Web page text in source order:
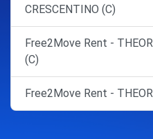
CRESCENTINO (C)
Free2Move Rent -
(C)
Free2Move Rent -